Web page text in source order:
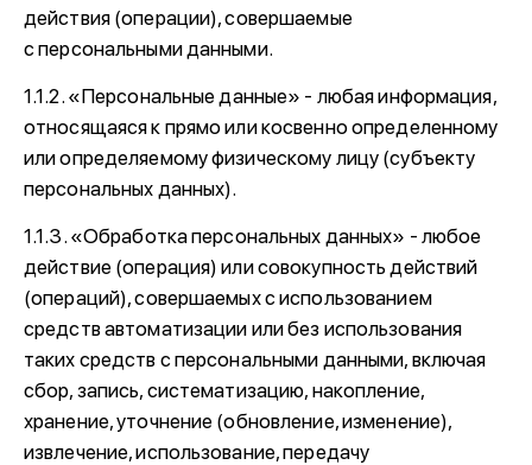
действия (операции), совершаемые
с персональными данными.
1.1.2. «Персональные данные» - любая информация,
относящаяся к прямо или косвенно определенному
или определяемому физическому лицу (субъекту
персональных данных).
1.1.3. «Обработка персональных данных» - любое
действие (операция) или совокупность действий
(операций), совершаемых с использованием
средств автоматизации или без использования
таких средств с персональными данными, включая
сбор, запись, систематизацию, накопление,
хранение, уточнение (обновление, изменение),
извлечение, использование, передачу